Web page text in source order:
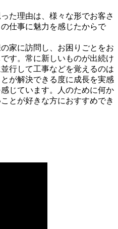
た理由は、様々な形でお客さ
仕事に魅力を感じたからで
家に訪問し、お困りごとをお
す。常に新しいものが出続け
行して工事などを覚えるのは
が解決できる度に成長を実感
じています。人のために何か
とが好きな方におすすめでき